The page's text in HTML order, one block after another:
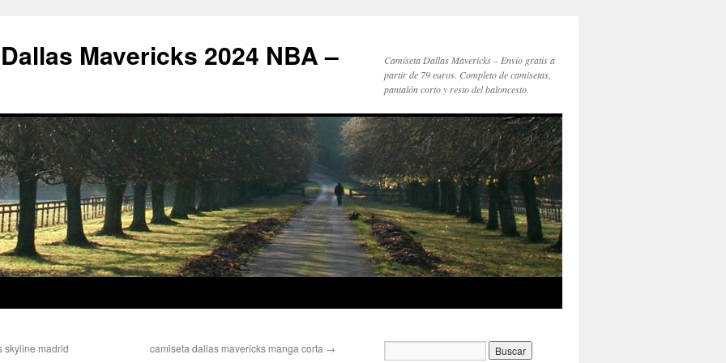
Mavericks 2024 NBA –
Camiseta Dallas Mavericks – Envío gratis a
partir de 79 euros. Completo de camisetas,
pantalón corto y resto del baloncesto.
skyline madrid camiseta dallas mavericks manga corta →